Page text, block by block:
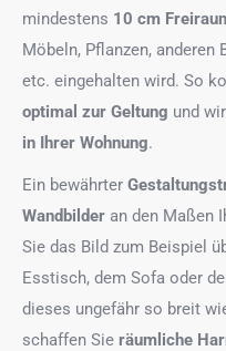
mindestens 10 cm
Möbeln, Pflanzen, anderen
etc. eingehalten wird. So
optimal zur Geltung und
in Ihrer Wohnung.
Ein bewährter
Wandbilder an den Maßen
Sie das Bild zum Beispiel
Esstisch, dem Sofa oder
dieses ungefähr so breit
schaffen Sie räumliche